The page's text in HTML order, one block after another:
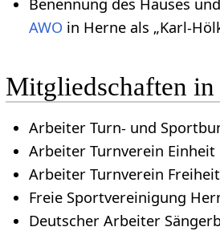
Benennung des Hauses
AWO in Herne als „Karl-
Mitgliedschaften in
Arbeiter Turn- und
Arbeiter Turnverein Einheit
Arbeiter Turnverein Freiheit
Freie Sportvereinigung
Deutscher Arbeiter